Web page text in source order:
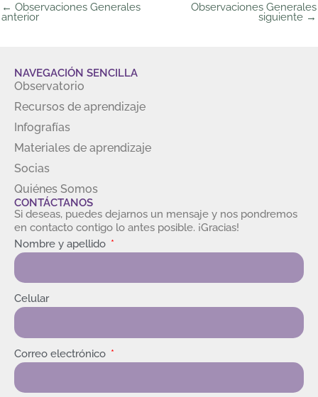
← Observaciones Generales
anterior
Observaciones Generales
siguiente →
NAVEGACIÓN SENCILLA
Observatorio
Recursos de aprendizaje
Infografías
Materiales de aprendizaje
Socias
Quiénes Somos
CONTÁCTANOS
Si deseas, puedes dejarnos un mensaje y nos pondremos
en contacto contigo lo antes posible. ¡Gracias!
Nombre y apellido
Celular
Correo electrónico